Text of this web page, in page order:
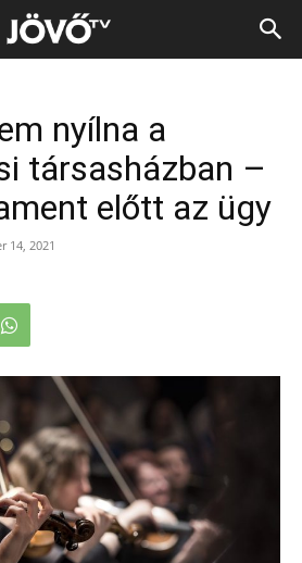
nyílna a
társasházban –
előtt az ügy
14, 2021